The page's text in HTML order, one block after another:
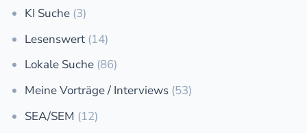
KI Suche (3)
Lesenswert (14)
Lokale Suche (86)
Meine Vorträge / Interviews (53)
SEA/SEM (12)